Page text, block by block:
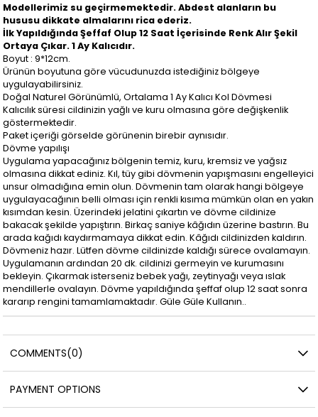
Modellerimiz su geçirmemektedir. Abdest alanların bu
hususu dikkate almalarını rica ederiz.
İlk Yapıldığında Şeffaf Olup 12 Saat İçerisinde Renk Alır Şekil
Ortaya Çıkar. 1 Ay Kalıcıdır.
Boyut : 9*12cm.
Ürünün boyutuna göre vücudunuzda istediğiniz bölgeye
uygulayabilirsiniz.
Doğal Naturel Görünümlü, Ortalama 1 Ay Kalıcı Kol Dövmesi
Kalıcılık süresi cildinizin yağlı ve kuru olmasına göre değişkenlik
göstermektedir.
Paket içeriği görselde görünenin birebir aynısıdır.
Dövme yapılışı
Uygulama yapacağınız bölgenin temiz, kuru, kremsiz ve yağsız
olmasına dikkat ediniz. Kıl, tüy gibi dövmenin yapışmasını engelleyici
unsur olmadığına emin olun. Dövmenin tam olarak hangi bölgeye
uygulayacağının belli olması için renkli kısıma mümkün olan en yakın
kısımdan kesin. Üzerindeki jelatini çıkartın ve dövme cildinize
bakacak şekilde yapıştırın. Birkaç saniye kâğıdın üzerine bastırın. Bu
arada kağıdı kaydırmamaya dikkat edin. Kâğıdı cildinizden kaldırın.
Dövmeniz hazır. Lütfen dövme cildinizde kaldığı sürece ovalamayın.
Uygulamanın ardından 20 dk. cildinizi germeyin ve kurumasını
bekleyin. Çıkarmak isterseniz bebek yağı, zeytinyağı veya ıslak
mendillerle ovalayın. Dövme yapıldığında şeffaf olup 12 saat sonra
kararıp rengini tamamlamaktadır. Güle Güle Kullanın..
COMMENTS(0)
PAYMENT OPTIONS